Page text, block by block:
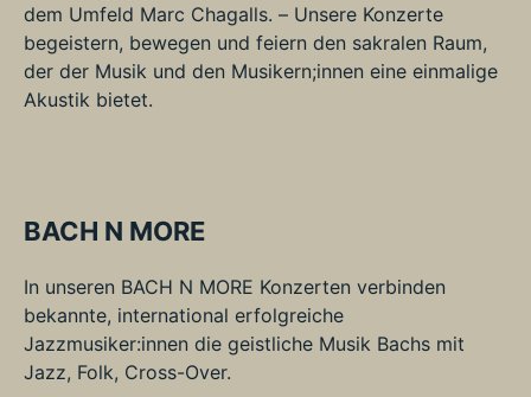
dem Umfeld Marc Chagalls. – Unsere Konzerte
begeistern, bewegen und feiern den sakralen Raum,
der der Musik und den Musikern;innen eine einmalige
Akustik bietet.
BACH N MORE
In unseren BACH N MORE Konzerten verbinden
bekannte, international erfolgreiche
Jazzmusiker:innen die geistliche Musik Bachs mit
Jazz, Folk, Cross-Over.